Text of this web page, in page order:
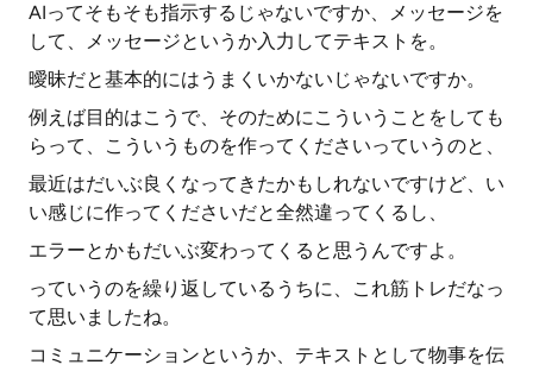
AIってそもそも指示するじゃないですか、メッセージを
して、メッセージというか入力してテキストを。
曖昧だと基本的にはうまくいかないじゃないですか。
例えば目的はこうで、そのためにこういうことをしても
らって、こういうものを作ってくださいっていうのと、
最近はだいぶ良くなってきたかもしれないですけど、い
い感じに作ってくださいだと全然違ってくるし、
エラーとかもだいぶ変わってくると思うんですよ。
っていうのを繰り返しているうちに、これ筋トレだなっ
て思いましたね。
コミュニケーションというか、テキストとして物事を伝